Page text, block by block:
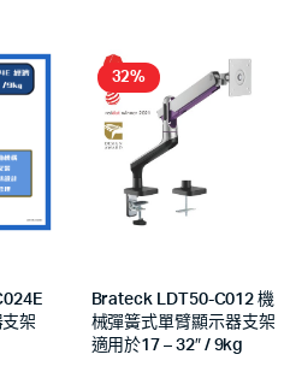
架
32%
Brateck LDT50-C012 機
械彈簧式單臂顯示器支架
適用於17 – 32″ / 9kg